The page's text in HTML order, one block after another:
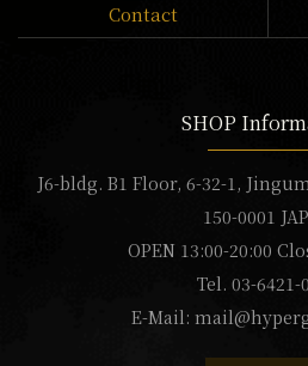
Contact
SHOP
J6-bldg. B1 Floor, 6-32-1,
150-0001
OPEN 13:00-20:00
Tel. 03-6421-
E-Mail: